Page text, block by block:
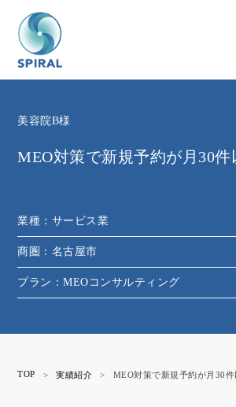
美容院B様
MEO対策で新規予約が月30件
業種： サービス業
商圏： 名古屋市
プラン：MEOコンサルティング
TOP > 実績紹介 > MEO対策で新規予約が月30